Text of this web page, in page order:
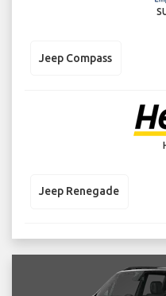
Jeep Compass
Jeep Renegade